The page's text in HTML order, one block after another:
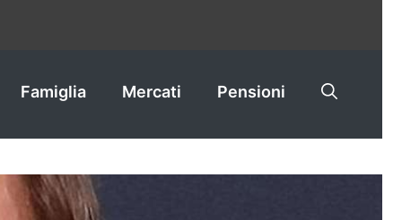
Famiglia Mercati Pensioni